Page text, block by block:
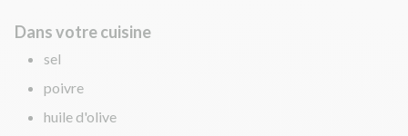
Dans votre cuisine
sel
poivre
huile d'olive